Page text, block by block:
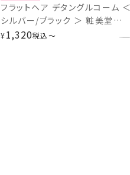
フラットヘア デタングルコーム ＜
シルバー/ブラック ＞ 粧美堂
SHOBIDO 静電気 防止 ヘアブラ
¥1,320税込〜